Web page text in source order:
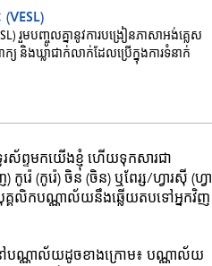
(VESL)
រួមបញ្ចូលគ្នានូវការបង្រៀនភាសាអង់គ្លេស
យ និងឃ្លាជាក់លាក់ដែលប្រើក្នុងការទំនាក់
ទមកយើងខ្ញុំ ហើយទុកសារជា
េ (កូរ៉េ) ចិន (ចិន) ឬពែរ្ស/ហ្វារស៊ី (ហ្វា
គ្គលិកបណ្ណាល័យនឹងឆ្លើយតបទៅអ្នកវិញ
ៅបណ្ណាល័យដូចខាងក្រោម៖ បណ្ណាល័យ